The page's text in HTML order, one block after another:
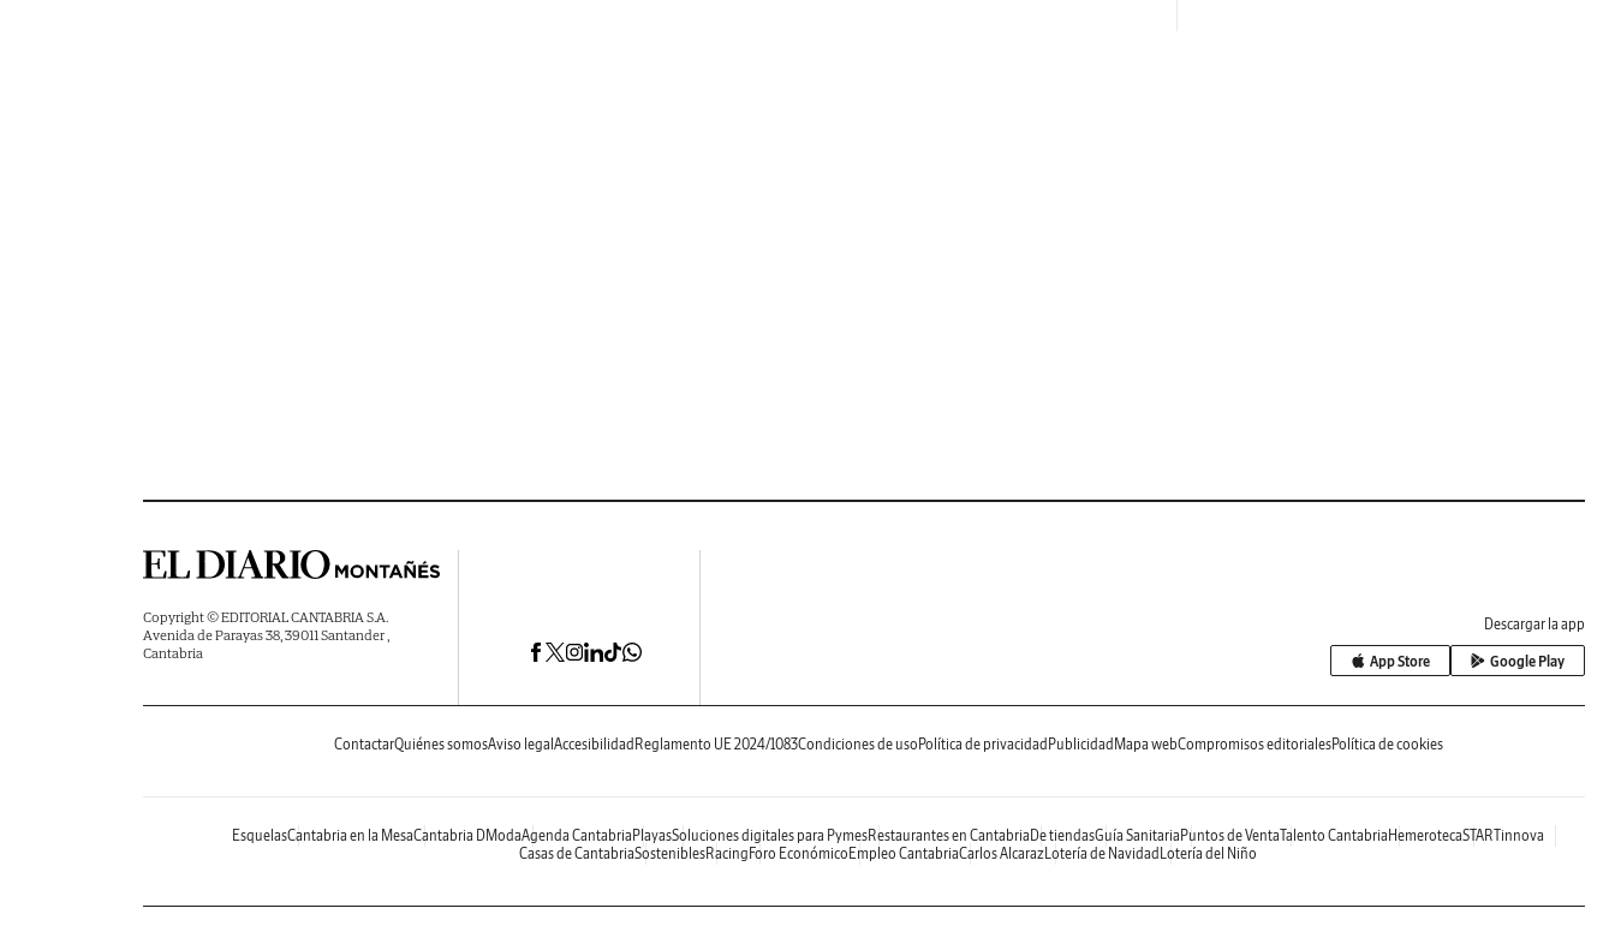
Copyright © EDITORIAL CANTABRIA S.A.
Avenida de Parayas 38, 39011 Santander ,
Cantabria
Descargar la app
App Store Google Play
ContactarQuiénes somosAviso legal Accesibilidad Reglamento UE 2024/1083Condiciones de uso Política de privacidad Publicidad Mapa webCompromisos editorialesPolítica de cookies
EsquelasCantabria en la MesaCantabria DModaAgenda Cantabria PlayasSoluciones digitales para PymesRestaurantes en Cantabria De tiendasGuía Sanitaria Puntos de VentaTalento Cantabria HemerotecaSTARTinnova
Casas de CantabriaSosteniblesRacing Foro Económico Empleo CantabriaCarlos AlcarazLotería de Navidad Lotería del Niño